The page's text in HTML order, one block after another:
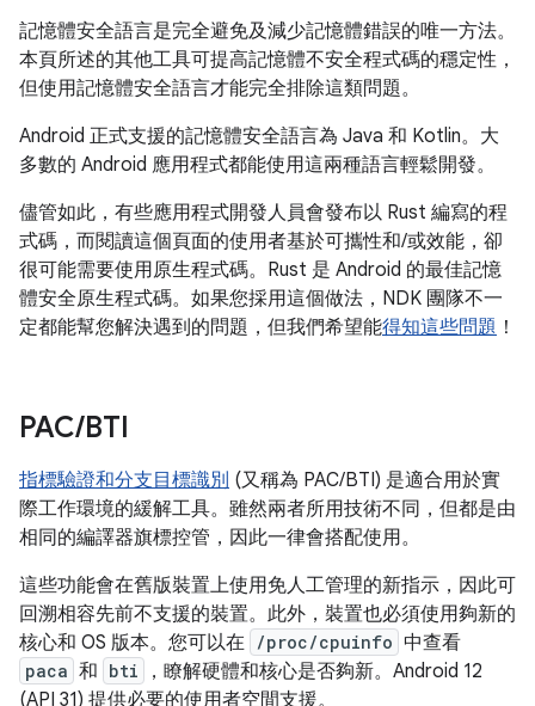
記憶體安全語言是完全避免及減少記憶體錯誤的唯一方法。
本頁所述的其他工具可提高記憶體不安全程式碼的穩定性，
但使用記憶體安全語言才能完全排除這類問題。
Android 正式支援的記憶體安全語言為 Java 和 Kotlin。大
多數的 Android 應用程式都能使用這兩種語言輕鬆開發。
儘管如此，有些應用程式開發人員會發布以 Rust 編寫的程
式碼，而閱讀這個頁面的使用者基於可攜性和/或效能，卻
很可能需要使用原生程式碼。Rust 是 Android 的最佳記憶
體安全原生程式碼。如果您採用這個做法，NDK 團隊不一
定都能幫您解決遇到的問題，但我們希望能得知這些問題 ！
PAC/BTI
指標驗證和分支目標識別 (又稱為 PAC/BTI) 是適合用於實
際工作環境的緩解工具。雖然兩者所用技術不同，但都是由
相同的編譯器旗標控管，因此一律會搭配使用。
這些功能會在舊版裝置上使用免人工管理的新指示，因此可
回溯相容先前不支援的裝置。此外，裝置也必須使用夠新的
核心和 OS 版本。您可以在 /proc/cpuinfo 中查看
paca 和 bti
，瞭解硬體和核心是否夠新。Android 12
(API 31) 提供必要的使用者空間支援。